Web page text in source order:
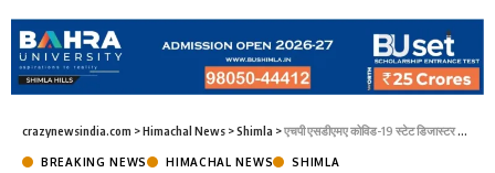
crazynewsindia.com >Himachal News >Shimla >एचपी एसडीएमए कोविड-19 स्टेट डिजास्टर रिस्पाॅंस फंड में अंशदान
BREAKING NEWS HIMACHAL NEWS SHIMLA